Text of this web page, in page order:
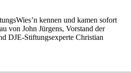
kennen und kamen sofort
von John Jürgens, Vorstand der
DJE-Stiftungsexperte Christian